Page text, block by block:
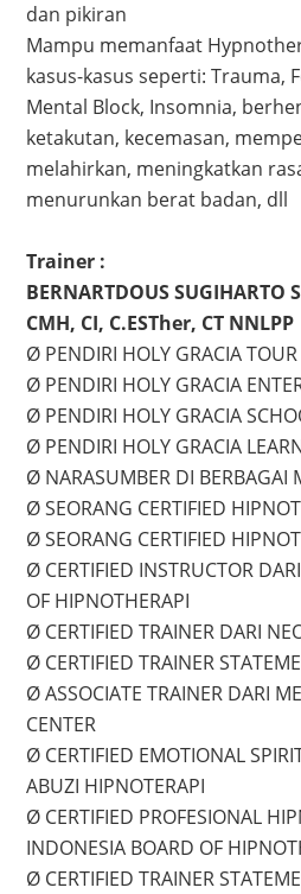
dan pikiran
Mampu memanfaat
kasus-kasus seperti: Trauma,
Mental Block, Insomnia,
ketakutan, kecemasan,
melahirkan, meningkatkan
menurunkan berat badan, dll
Trainer :
BERNARTDOUS SUGIHARTO
CMH, CI, C.ESTher, CT NNLPP
Ø PENDIRI HOLY GRACIA
Ø PENDIRI HOLY GRACIA
Ø PENDIRI HOLY GRACIA
Ø PENDIRI HOLY GRACIA
Ø NARASUMBER DI BERBAGAI
Ø SEORANG CERTIFIED
Ø SEORANG CERTIFIED
Ø CERTIFIED INSTRUCTOR
OF HIPNOTHERAPI
Ø CERTIFIED TRAINER DARI
Ø CERTIFIED TRAINER
Ø ASSOCIATE TRAINER DARI
CENTER
Ø CERTIFIED EMOTIONAL
ABUZI HIPNOTERAPI
Ø CERTIFIED PROFESIONAL
INDONESIA BOARD OF
Ø CERTIFIED TRAINER